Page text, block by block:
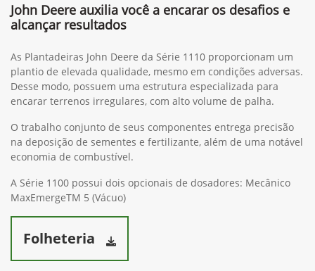
John Deere auxilia você a encarar os desafios e
alcançar resultados
As Plantadeiras John Deere da Série 1110 proporcionam um
plantio de elevada qualidade, mesmo em condições adversas.
Desse modo, possuem uma estrutura especializada para
encarar terrenos irregulares, com alto volume de palha.
O trabalho conjunto de seus componentes entrega precisão
na deposição de sementes e fertilizante, além de uma notável
economia de combustível.
A Série 1100 possui dois opcionais de dosadores: Mecânico
MaxEmergeTM 5 (Vácuo)
Folheteria